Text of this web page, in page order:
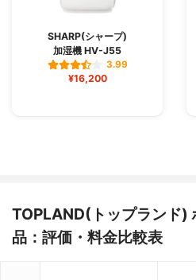
SHARP(シャープ)
加湿機 HV-J55
3.99
¥16,200
TOPLAND(トップランド)
品：評価・料金比較表